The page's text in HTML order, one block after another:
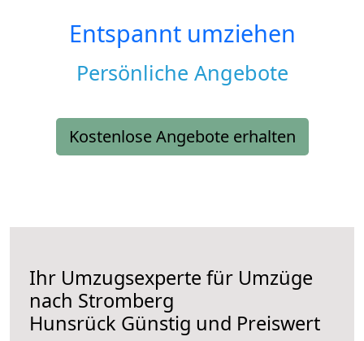
Entspannt umziehen
Persönliche Angebote
Kostenlose Angebote erhalten
Ihr Umzugsexperte für Umzüge
nach Stromberg
Hunsrück Günstig und Preiswert